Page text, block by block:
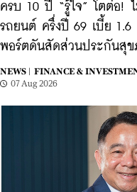
ครบ 10 ปี “รู้ใจ” โตต่อ!
รถยนต์ ครึ่งปี 69 เบี้ย
พอร์ตดันสัดส่วนประกันสุข
NEWS |
FINANCE &
07 Aug 2026